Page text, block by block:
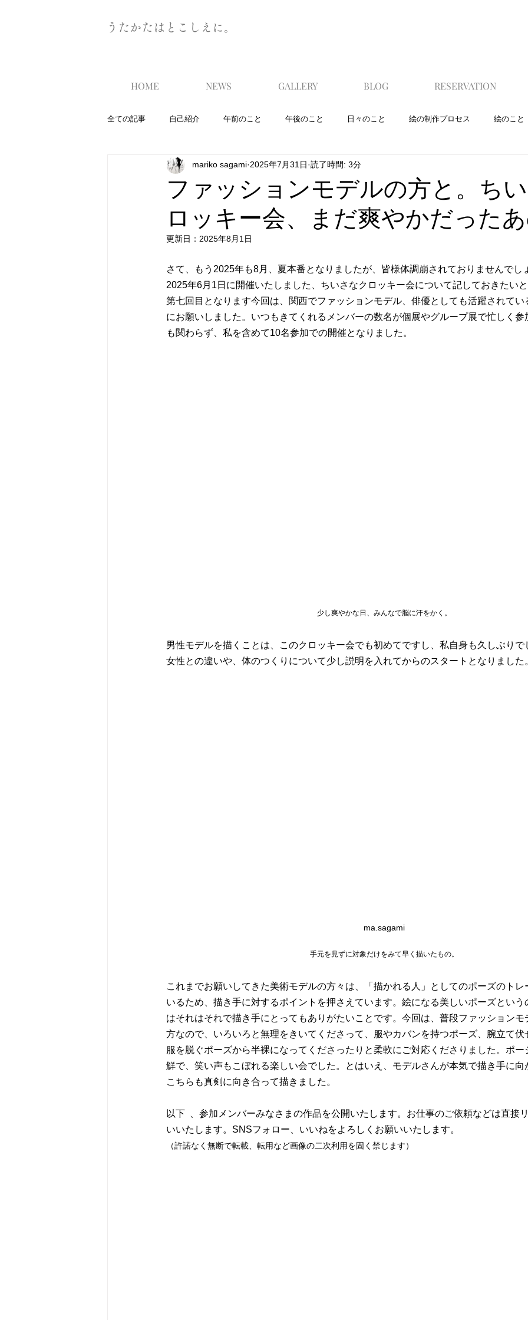
うたかたはとこしえに。
HOME NEWS GALLERY BLOG RESERVATION
全ての記事 自己紹介 午前のこと 午後のこと 日々のこと 絵の制作プロセス 絵のこと
ファッションモデルの方と。ち
ロッキー会、まだ爽やかだったあ
mariko sagami 2025年7月31日 読了時間: 3分
更新日： 2025年8月1日
さて、もう2025年も8月、夏本番となりましたが、皆様体調崩されておりませんでし
2025年6月1日に開催いたしました、ちいさなクロッキー会について記しておきたいと
第七回目となります今回は、関西でファッションモデル、俳優としても活躍されてい
にお願いしました。いつもきてくれるメンバーの数名が個展やグループ展で忙しく参
も関わらず、私を含めて10名参加での開催となりました。
少し爽やかな日、みんなで脳に汗をかく。
男性モデルを描くことは、このクロッキー会でも初めてですし、私自身も久しぶりで
女性との違いや、体のつくりについて少し説明を入れてからのスタートとなりました
ma.sagami
手元を見ずに対象だけをみて早く描いたもの。
これまでお願いしてきた美術モデルの方々は、「描かれる人」としてのポーズのトレ
いるため、描き手に対するポイントを押さえています。絵になる美しいポーズという
はそれはそれで描き手にとってもありがたいことです。今回は、普段ファッションモ
方なので、いろいろと無理をきいてくださって、服やカバンを持つポーズ、腕立て伏
服を脱ぐポーズから半裸になってくださったりと柔軟にご対応くださりました。ポー
鮮で、笑い声もこぼれる楽しい会でした。とはいえ、モデルさんが本気で描き手に向
こちらも真剣に向き合って描きました。
以下	、参加メンバーみなさまの作品を公開いたします。お仕事のご依頼などは直接リンク先からお願
いいたします。SNSフォロー、いいねをよろしくお願いいたします。
（許諾なく無断で転載、転用など画像の二次利用を固く禁じます）